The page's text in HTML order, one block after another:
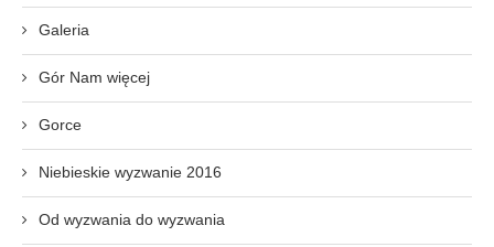
Galeria
Gór Nam więcej
Gorce
Niebieskie wyzwanie 2016
Od wyzwania do wyzwania